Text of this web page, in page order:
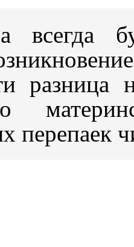
всегда
разница
перепаек